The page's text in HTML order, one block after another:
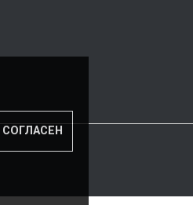
СОГЛАСЕН